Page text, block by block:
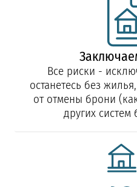
Все риски -
останетесь без
от отмены брони
других